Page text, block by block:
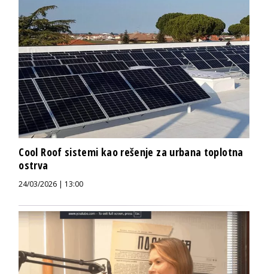
Cool Roof sistemi kao rešenje za urbana toplotna
ostrva
24/03/2026 | 13:00